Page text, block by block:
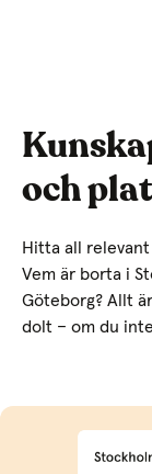
och
Hitta all
Vem är borta i
Göteborg? Allt
dolt – om du